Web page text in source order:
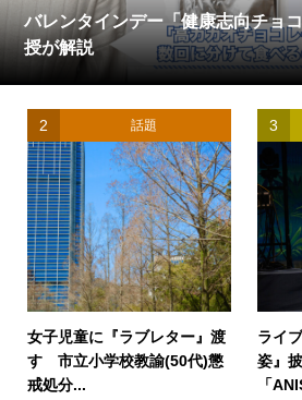
バレンタインデー「健康志向チョ
授が解説
2 話題
女子児童に『ラブレター』渡
す 市立小学校教諭(50代)懲
戒処分...
3
ライ
姿』
「